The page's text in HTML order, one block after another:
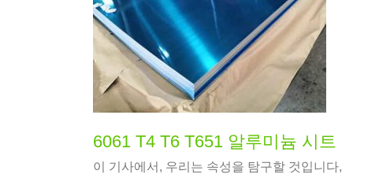
6061 T4 T6 T651 알루미늄 시트
이 기사에서, 우리는 속성을 탐구할 것입니다,